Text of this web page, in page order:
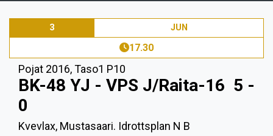
3 JUN
17.30
Pojat 2016,Taso1 P10
BK-48 YJ - VPS J/Raita-16 5 -
0
Kvevlax, Mustasaari. Idrottsplan N B